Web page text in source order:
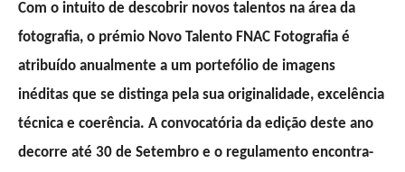
Com o intuito de descobrir novos talentos na área da
fotografia, o prémio Novo Talento FNAC Fotografia é
atribuído anualmente a um portefólio de imagens
inéditas que se distinga pela sua originalidade, excelência
técnica e coerência. A convocatória da edição deste ano
decorre até 30 de Setembro e o regulamento encontra-